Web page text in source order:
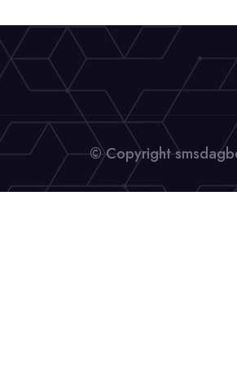
© Copyright